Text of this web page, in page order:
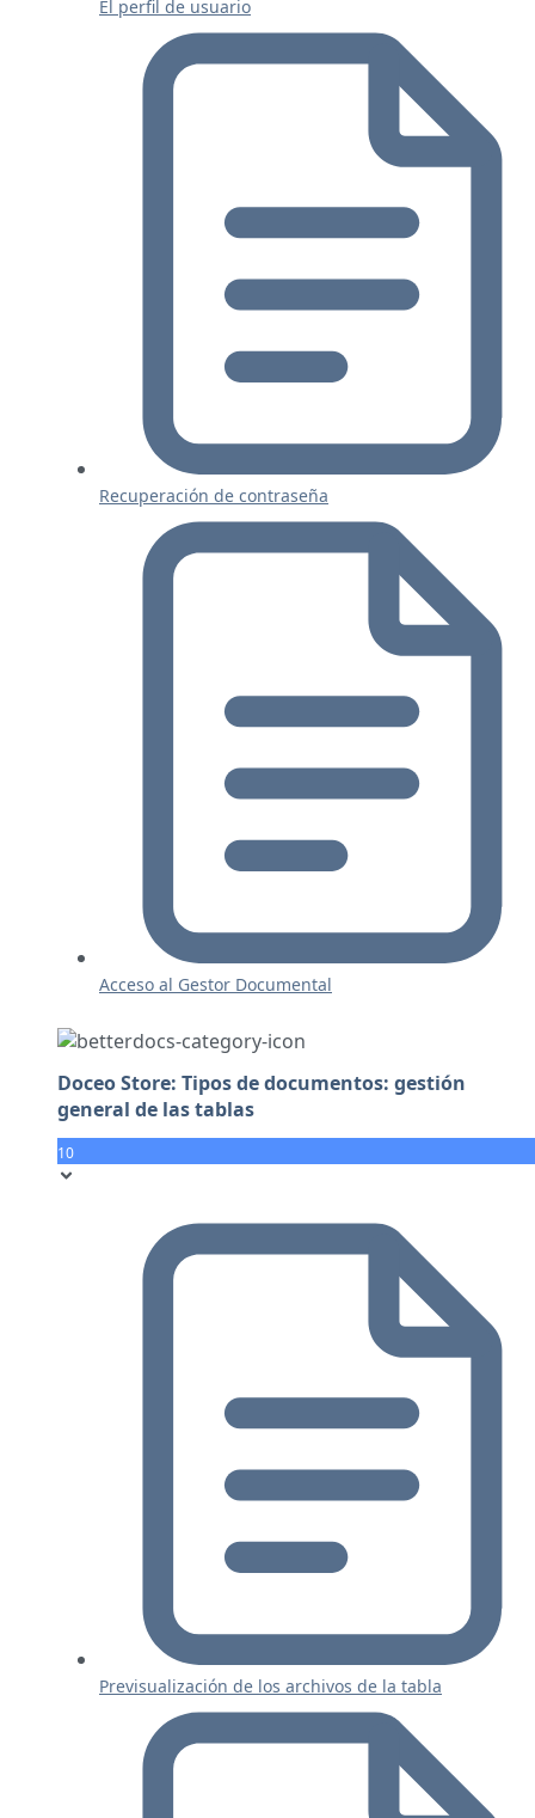
El perfil de usuario
Recuperación de contraseña
Acceso al Gestor Documental
Doceo Store: Tipos de documentos: gestión
general de las tablas
10
Previsualización de los archivos de la tabla